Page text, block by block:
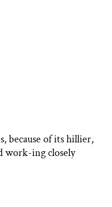
because of its hillier,
work-ing closely